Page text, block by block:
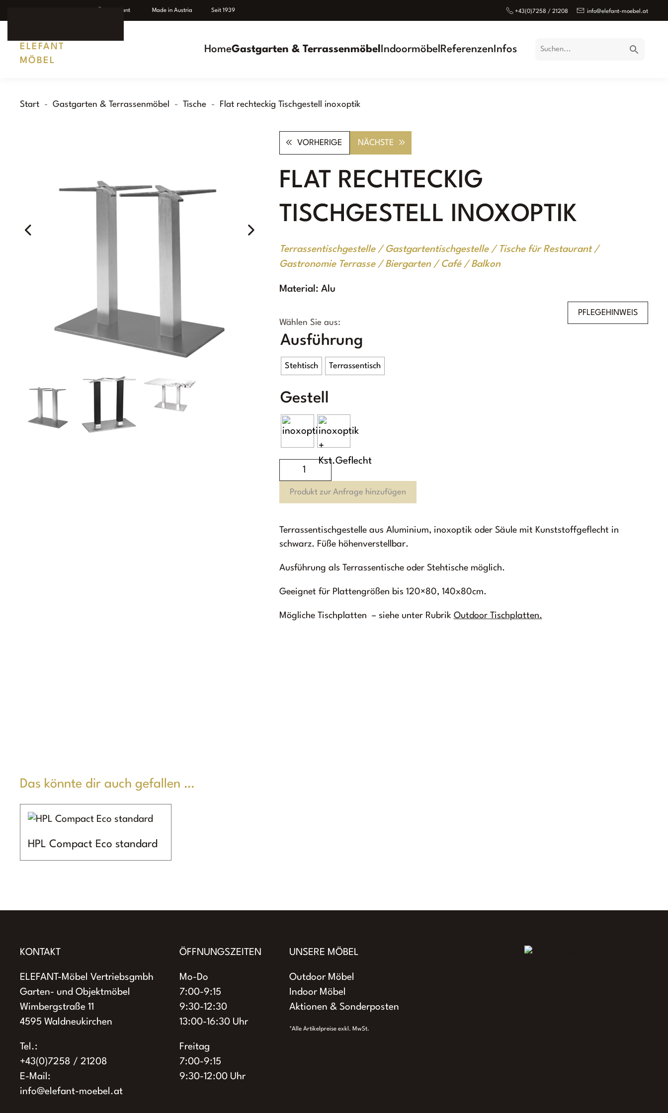
ber Elefant Made in Austria Seit 1939 +43(0)7258 / 21208 info@elefant-moebel.at
HomeGastgarten & Terrassenmöbel Indoormöbel Referenzen Infos
Start Gastgarten & Terrassenmöbel Tische Flat rechteckig Tischgestell inoxoptik
VORHERIGE NÄCHSTE
FLAT RECHTECKIG
TISCHGESTELL INOXOPTIK
Terrassentischgestelle / Gastgartentischgestelle / Tische für Restaurant /
Gastronomie Terrasse / Biergarten / Café / Balkon
Material: Alu
PFLEGEHINWEIS
Ausführung
Stehtisch Terrassentisch
Gestell
rechteckig
Tischgestell
Menge
Produkt zur Anfrage hinzufügen
Terrassentischgestelle aus Aluminium, inoxoptik oder Säule mit Kunststoffgeflecht in
schwarz. Füße höhenverstellbar.
Ausführung als Terrassentische oder Stehtische möglich.
Geeignet für Plattengrößen bis 120×80, 140x80cm.
Mögliche Tischplatten – siehe unter Rubrik Outdoor Tischplatten.
Das könnte dir auch gefallen …
HPL Compact Eco standard
Dieses
Die
können
auf
der
Produktseite
KONTAKT
ELEFANT-Möbel Vertriebsgmbh
Garten- und Objektmöbel
Wimbergstraße 11
4595 Waldneukirchen
Tel.:
+43(0)7258 / 21208
E-Mail:
info@elefant-moebel.at
ÖFFNUNGSZEITEN
Mo-Do
7:00-9:15
9:30-12:30
13:00-16:30 Uhr
Freitag
7:00-9:15
9:30-12:00 Uhr
UNSERE MÖBEL
Outdoor Möbel
Indoor Möbel
Aktionen & Sonderposten
*Alle Artikelpreise exkl. MwSt.